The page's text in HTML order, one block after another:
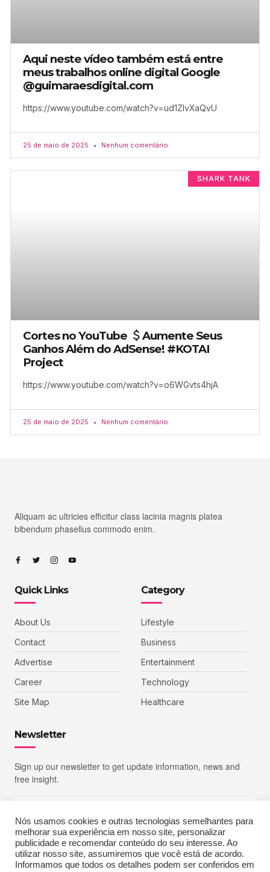
Aqui neste vídeo também está entre
meus trabalhos online digital Google
@guimaraesdigital.com
https://www.youtube.com/watch?v=ud1ZlvXaQvU
25 de maio de 2025 Nenhum comentário
SHARK TANK
Cortes no YouTube
Aumente Seus
Ganhos Além do AdSense! #KOTAI
Project
https://www.youtube.com/watch?v=o6WGvts4hjA
25 de maio de 2025 Nenhum comentário
Aliquam ac ultricies efficitur class lacinia magnis platea
bibendum phasellus commodo enim.
Quick Links
About Us
Contact
Advertise
Career
Site Map
Category
Lifestyle
Business
Entertainment
Technology
Healthcare
Newsletter
Sign up our newsletter to get update information, news and
free insight.
SIGN UP
Nós usamos cookies e outras tecnologias semelhantes para
melhorar sua experiência em nosso site, personalizar
publicidade e recomendar conteúdo do seu interesse. Ao
utilizar nosso site, assumiremos que você está de acordo.
Informamos que todos os detalhes podem ser conferidos em